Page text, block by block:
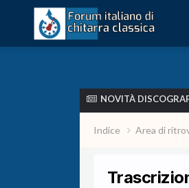
NOVITÀ
Indice Area di